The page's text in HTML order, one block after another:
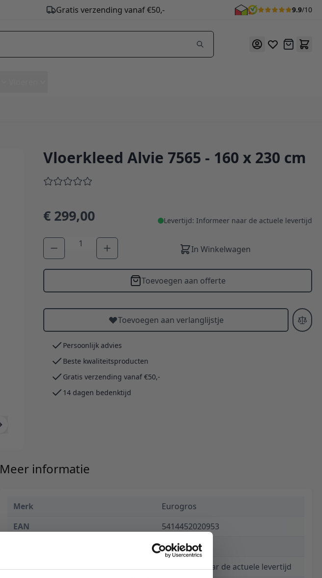
Gratis verzending vanaf €50,- 9.9/10
Offerte
Vloerkleed Alvie 7565 - 160 x 230 cm
€ 299,00 Levertijd: Informeer naar de actuele levertijd
Aantal
In Winkelwagen
Toevoegen aan offerte
Toevoegen aan verlanglijstje
Persoonlijk advies
Beste kwaliteitsproducten
Gratis verzending vanaf €50,-
14 dagen bedenktijd
Meer informatie
Merk
Eurogros
EAN
5414452020953
€ 299,00
Levertijd
Informeer naar de actuele levertijd